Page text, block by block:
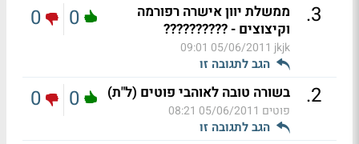
3
.
ממשלת יוון אישרה רפורמה
וקיצוצים - ??????????
jkjk
05/06/2011 09:01
הגב לתגובה זו
0
0
2
. בשורה טובה לאוהבי פוטים (ל"ת)
פוטים 05/06/2011 08:21
הגב לתגובה זו
0
0